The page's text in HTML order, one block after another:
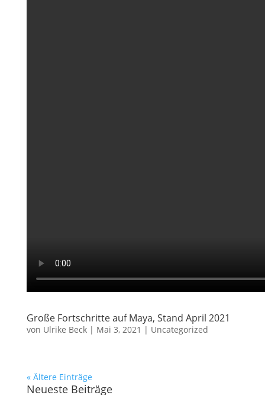
Große Fortschritte auf Maya, Stand April 2021
von Ulrike Beck| Mai 3, 2021 | Uncategorized
« Ältere Einträge
Neueste Beiträge